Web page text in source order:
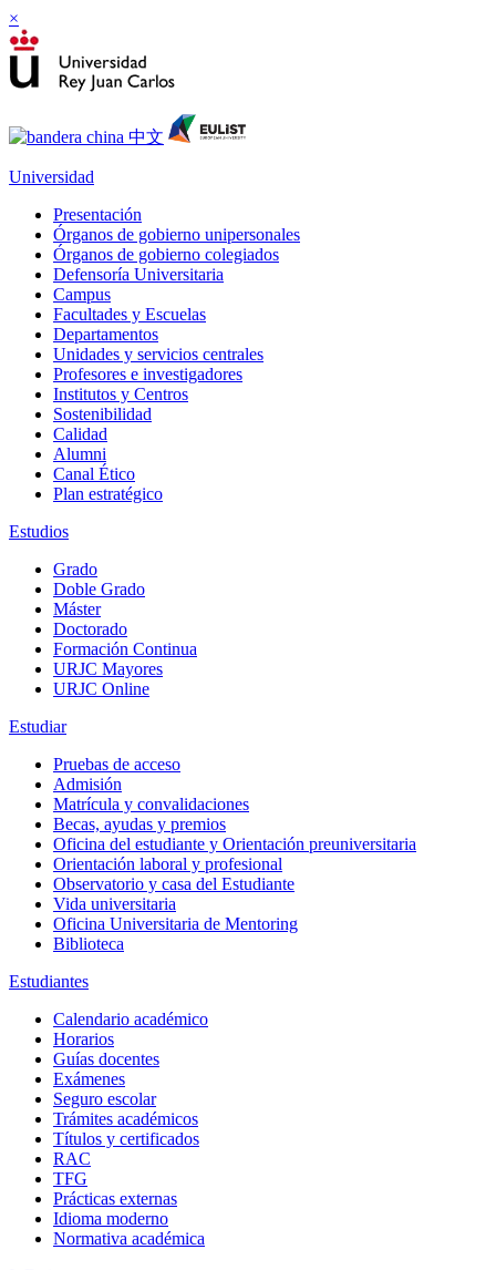
×
Universidad
Presentación
Órganos de gobierno unipersonales
Órganos de gobierno colegiados
Defensoría Universitaria
Campus
Facultades y Escuelas
Departamentos
Unidades y servicios centrales
Profesores e investigadores
Institutos y Centros
Sostenibilidad
Calidad
Alumni
Canal Ético
Plan estratégico
Estudios
Grado
Doble Grado
Máster
Doctorado
Formación Continua
URJC Mayores
URJC Online
Estudiar
Pruebas de acceso
Admisión
Matrícula y convalidaciones
Becas, ayudas y premios
Oficina del estudiante y Orientación preuniversitaria
Orientación laboral y profesional
Observatorio y casa del Estudiante
Vida universitaria
Oficina Universitaria de Mentoring
Biblioteca
Estudiantes
Calendario académico
Horarios
Guías docentes
Exámenes
Seguro escolar
Trámites académicos
Títulos y certificados
RAC
TFG
Prácticas externas
Idioma moderno
Normativa académica